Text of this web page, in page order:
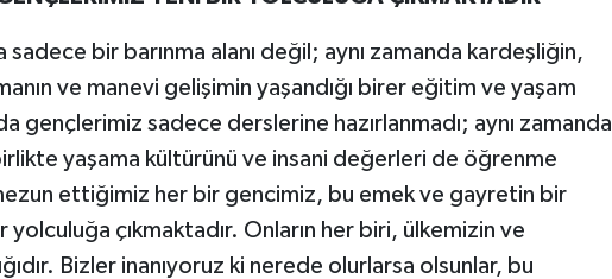
sadece bir barınma alanı değil; aynı zamanda kardeşliğin,
ve manevi gelişimin yaşandığı birer eğitim ve yaşam
gençlerimiz sadece derslerine hazırlanmadı; aynı zamanda
yaşama kültürünü ve insani değerleri de öğrenme
ettiğimiz her bir gencimiz, bu emek ve gayretin bir
çıkmaktadır. Onların her biri, ülkemizin ve
Bizler inanıyoruz ki nerede olurlarsa olsunlar, bu